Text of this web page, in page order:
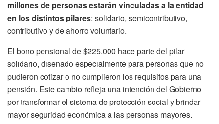
millones de personas estarán vinculadas a la entidad
en los distintos pilares: solidario, semicontributivo,
contributivo y de ahorro voluntario.
El bono pensional de $225.000 hace parte del pilar
solidario, diseñado especialmente para personas que no
pudieron cotizar o no cumplieron los requisitos para una
pensión. Este cambio refleja una intención del Gobierno
por transformar el sistema de protección social y brindar
mayor seguridad económica a las personas mayores.